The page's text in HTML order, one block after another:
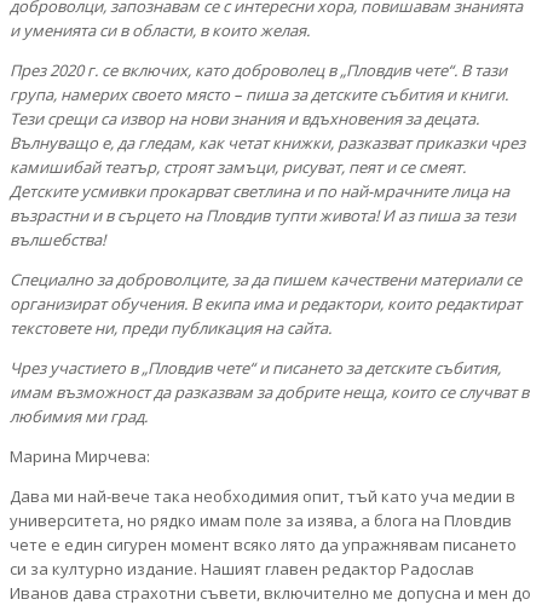
доброволци, запознавам се с интересни хора, повишавам знанията
и уменията си в области, в които желая.
През 2020 г. се включих, като доброволец в „Пловдив чете“. В тази
група, намерих своето място – пиша за детските събития и книги.
Тези срещи са извор на нови знания и вдъхновения за децата.
Вълнуващо е, да гледам, как четат книжки, разказват приказки чрез
камишибай театър, строят замъци, рисуват, пеят и се смеят.
Детските усмивки прокарват светлина и по най-мрачните лица на
възрастни и в сърцето на Пловдив тупти живота! И аз пиша за тези
вълшебства!
Специално за доброволците, за да пишем качествени материали се
организират обучения. В екипа има и редактори, които редактират
текстовете ни, преди публикация на сайта.
Чрез участието в „Пловдив чете“ и писането за детските събития,
имам възможност да разказвам за добрите неща, които се случват в
любимия ми град.
Марина Мирчева:
Дава ми най-вече така необходимия опит, тъй като уча медии в
университета, но рядко имам поле за изява, а блога на Пловдив
чете е един сигурен момент всяко лято да упражнявам писането
си за културно издание. Нашият главен редактор Радослав
Иванов дава страхотни съвети, включително ме допусна и мен до